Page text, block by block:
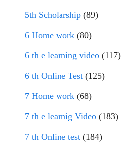
5th Scholarship (89)
6 Home work (80)
6 th e learning video (117)
6 th Online Test (125)
7 Home work (68)
7 th e learnig Video (183)
7 th Online test (184)